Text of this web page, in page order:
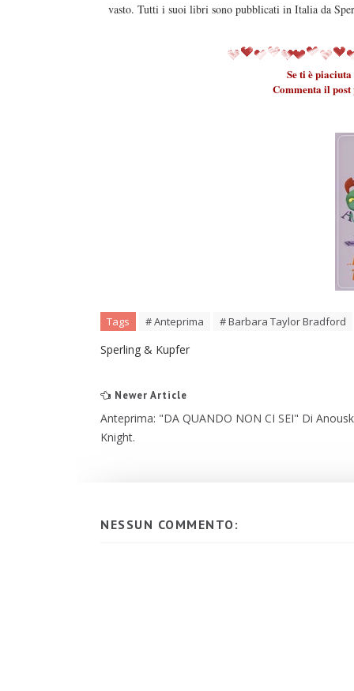
vasto. Tutti i suoi libri sono pubblicati in Italia da
Se ti è
Commenta il
Tags # Anteprima # Barbara Taylor Bradford
Sperling & Kupfer
Newer Article
Anteprima: "DA QUANDO NON CI SEI" Di
Knight.
NESSUN COMMENTO: